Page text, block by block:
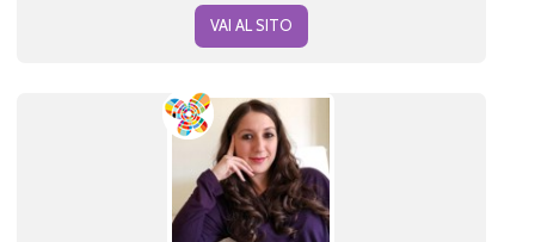
VAI AL SITO